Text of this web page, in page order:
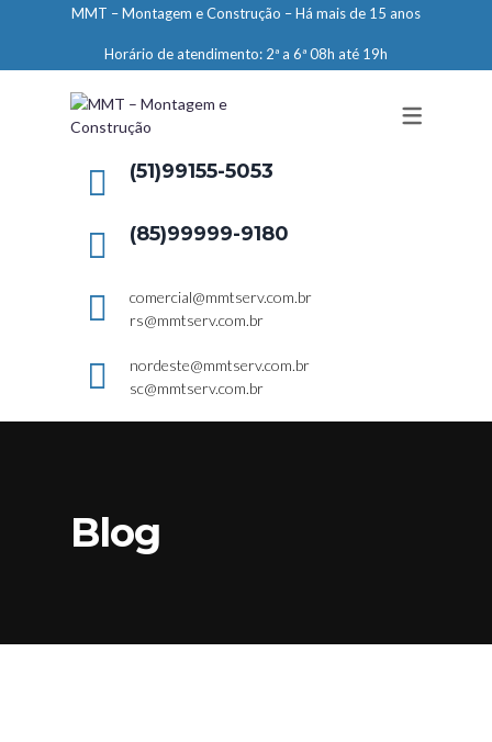
ENGENHARIA
LIMPEZA E CONSERVAÇÃO
MANUTENÇÃO PREDIAL
ELEVADORES – PREPARAÇÃO DE
MMT – Montagem e Construção – Há mais de 15 anos
Horário de atendimento: 2ª a 6ª 08h até 19h
(51)99155-5053
(85)99999-9180
comercial@mmtserv.com.br
rs@mmtserv.com.br
nordeste@mmtserv.com.br
sc@mmtserv.com.br
Blog